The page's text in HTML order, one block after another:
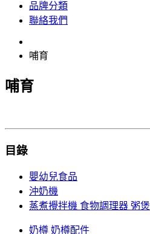
品牌分類
聯絡我們
哺育
哺育
目錄
嬰幼兒食品
沖奶機
蒸煮攪拌機 食物調理器 粥煲
奶樽 奶樽配件